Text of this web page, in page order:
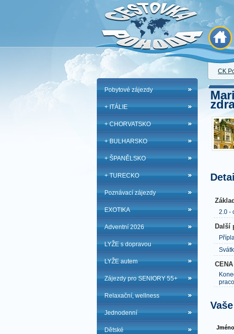
CK
Pobytové zájezdy
+ ITÁLIE
+ CHORVATSKO
+ BULHARSKO
+ ŠPANĚLSKO
+ TURECKO
Poznávací zájezdy
EXOTIKA
Adventní 2026
LYŽE s dopravou
LYŽE autem
Zájezdy pro SENIORY 55+
Relaxační, wellness
Jednodenní
Dětské
2.0 -
Další